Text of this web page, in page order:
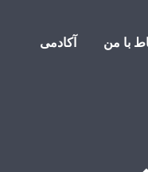
با من آکادمی